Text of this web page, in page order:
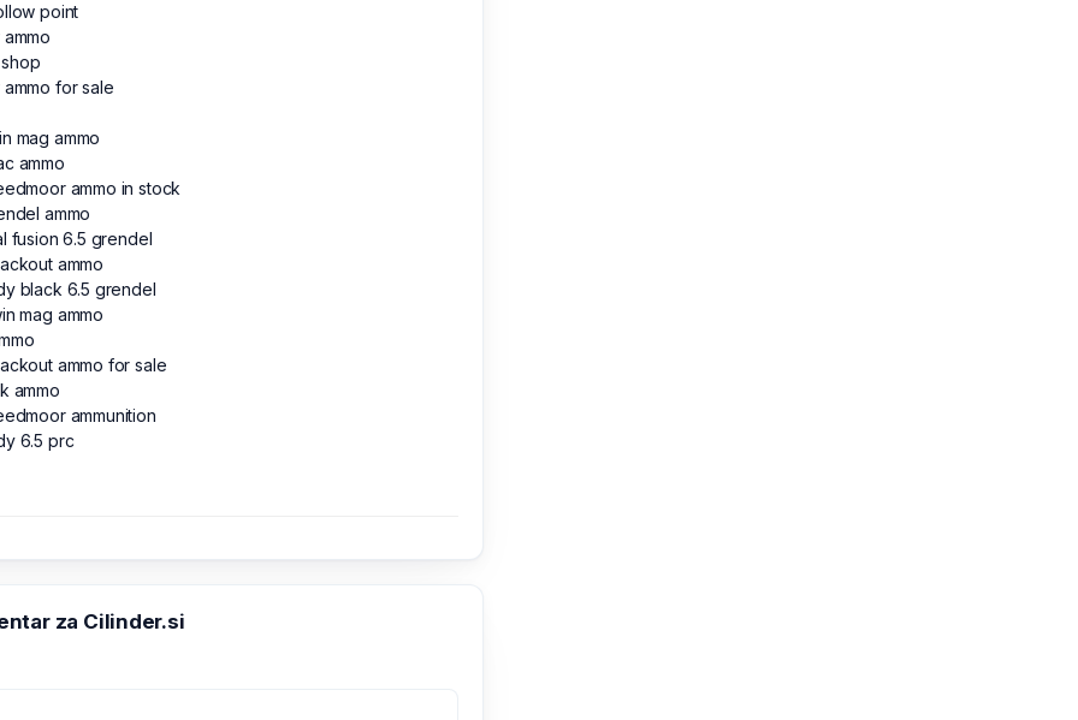
point
ammo
ammo for sale
mag ammo
ammo
ammo in stock
ammo
fusion 6.5 grendel
ammo
black 6.5 grendel
mag ammo
ammo for sale
ammo
ammunition
6.5 prc
za Cilinder.si